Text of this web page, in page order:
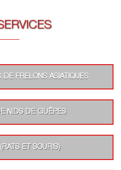
FRELONS ASIATIQUES
NIDS DE GUÊPES
ET SOURIS)